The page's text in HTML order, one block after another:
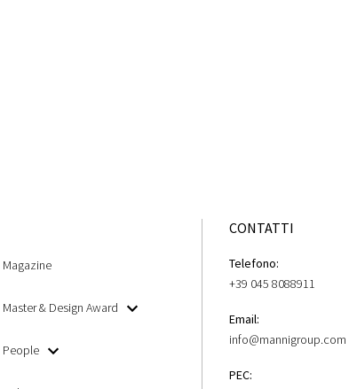
Magazine
Master & Design Award
People
CONTATTI
Telefono:
+39 045 8088911
Email:
info@mannigroup.com
PEC: